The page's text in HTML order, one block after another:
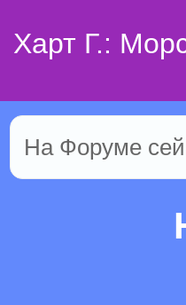
Харт Г.:
На Форуме